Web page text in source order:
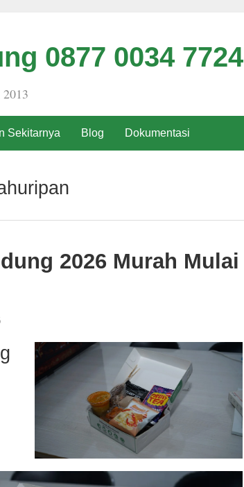
0877 0034 7724
Sekitarnya Blog Dokumentasi
2026 Murah Mulai